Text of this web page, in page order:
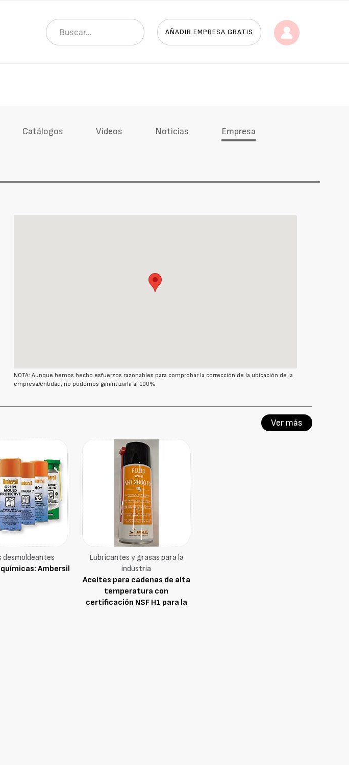
AÑADIR EMPRESA GRATIS
Catálogos Vídeos Noticias Empresa
NOTA: Aunque hemos hecho esfuerzos razonables para comprobar la corrección de la ubicación de la
empresa/entidad, no podemos garantizarla al 100%
Ver más
desmoldeantes
Ambersil
Lubricantes y grasas para la
industria
Aceites para cadenas de alta
temperatura con
certificación NSF H1 para la